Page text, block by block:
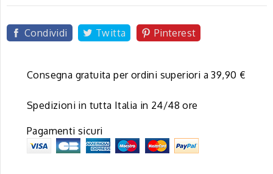
Condividi Twitta Pinterest
Consegna gratuita per ordini superiori a 39,90 €
Spedizioni in tutta Italia in 24/48 ore
Pagamenti sicuri